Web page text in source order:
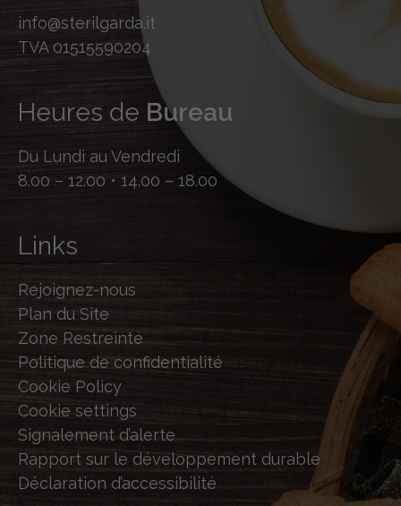
info@sterilgarda.it
TVA 01515590204
Heures de Bureau
Du Lundi au Vendredi
8.00 – 12.00 • 14.00 – 18.00
Links
Rejoignez-nous
Plan du Site
Zone Restreinte
Politique de confidentialité
Cookie Policy
Cookie settings
Signalement d’alerte
Rapport sur le développement durable
Déclaration d’accessibilité